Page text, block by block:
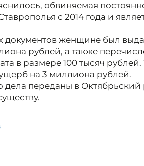
обвиняемая
с 2014 года и
документов женщине был
рублей, а также
в размере 100 тысяч
на 3 миллиона рублей.
дела переданы в Октябрьский